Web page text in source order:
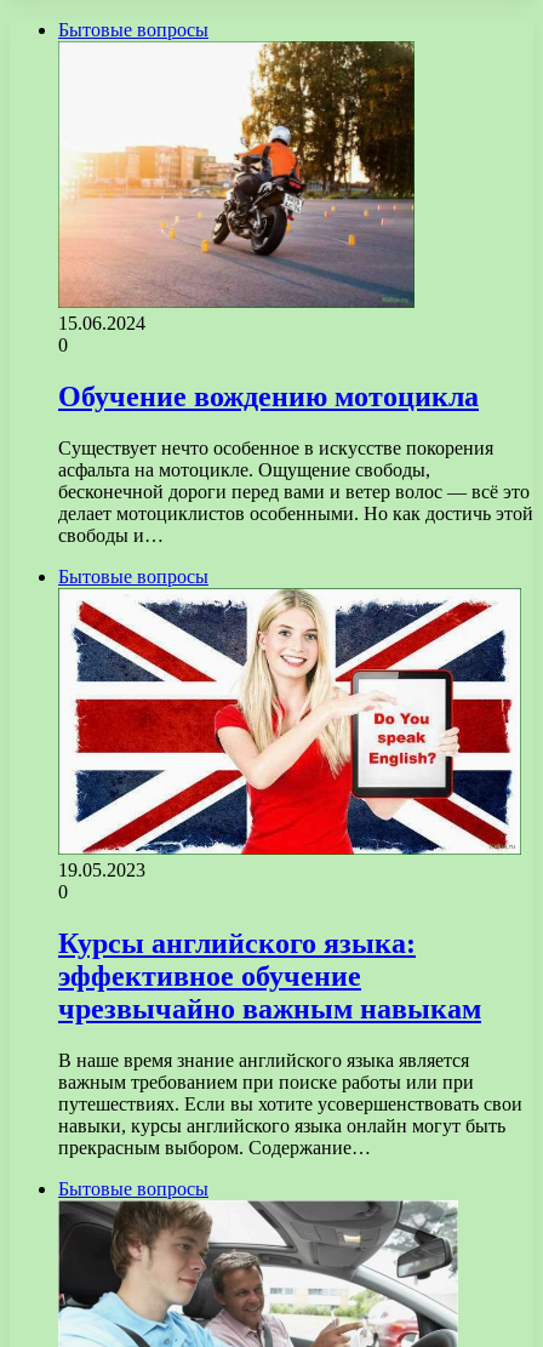
Бытовые вопросы
15.06.2024
0
Обучение вождению мотоцикла
Существует нечто особенное в искусстве покорения
асфальта на мотоцикле. Ощущение свободы,
бесконечной дороги перед вами и ветер волос — всё это
делает мотоциклистов особенными. Но как достичь этой
свободы и…
Бытовые вопросы
19.05.2023
0
Курсы английского языка:
эффективное обучение
чрезвычайно важным навыкам
В наше время знание английского языка является
важным требованием при поиске работы или при
путешествиях. Если вы хотите усовершенствовать свои
навыки, курсы английского языка онлайн могут быть
прекрасным выбором. Содержание…
Бытовые вопросы